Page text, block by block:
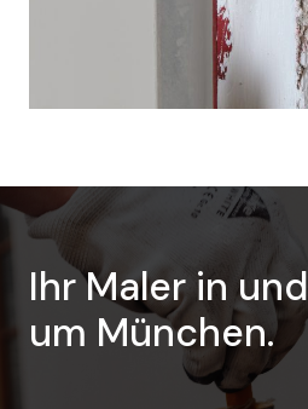
Ihr Maler in und
um München.